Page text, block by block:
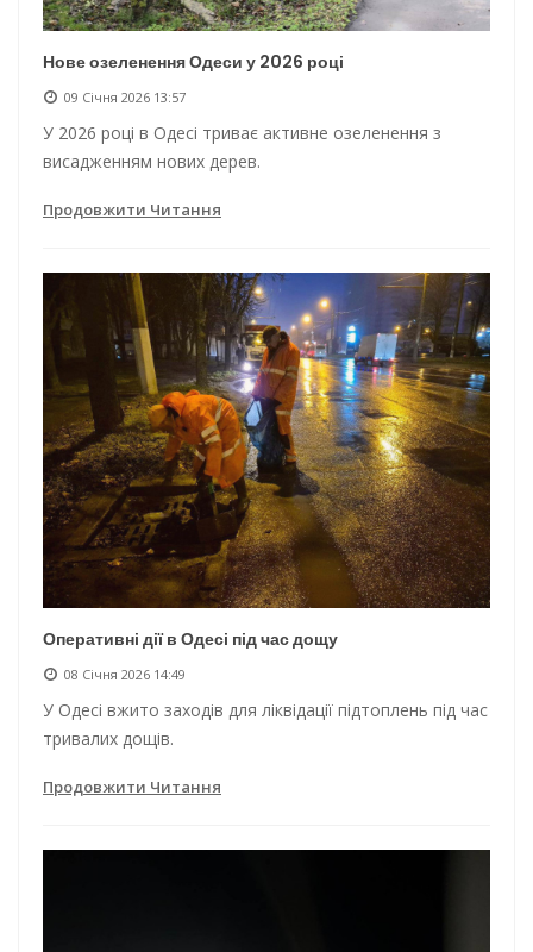
Нове озеленення Одеси у 2026 році
09 Січня 2026 13:57
У 2026 році в Одесі триває активне озеленення з
висадженням нових дерев.
Продовжити Читання
Оперативні дії в Одесі під час дощу
08 Січня 2026 14:49
У Одесі вжито заходів для ліквідації підтоплень під час
тривалих дощів.
Продовжити Читання